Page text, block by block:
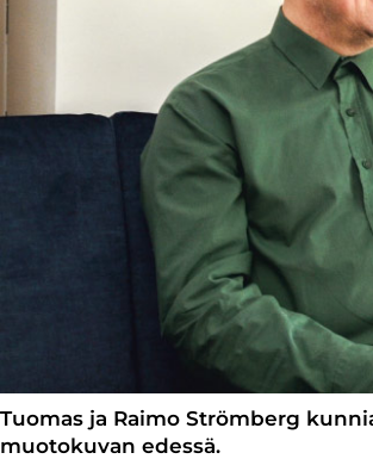
Tuomas ja Raimo Strömberg
muotokuvan edessä.